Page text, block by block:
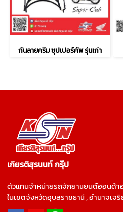
กันลายครีม ซุปเปอร์คัพ รุ่นเก่า
เกียรติสุรนนท์ กรุ๊ป
ตัวแทนจำหน่ายรถจักยานยนต์ฮอนด้า
ในเขตจังหวัดอุบลราชธานี , อำนาจเจ